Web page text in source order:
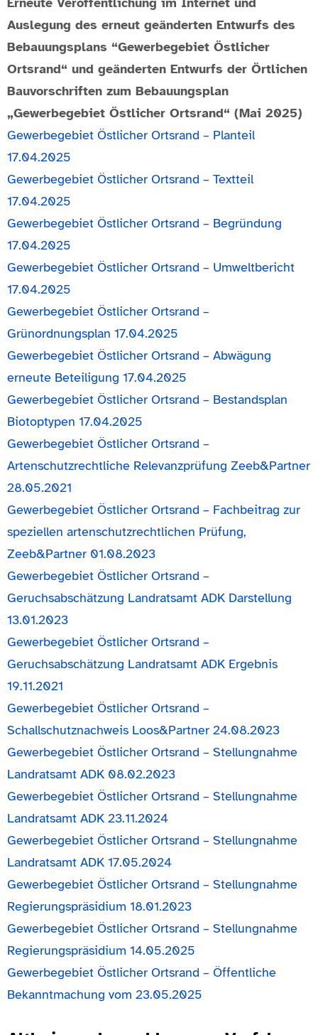
Auslegung des erneut geänderten Entwurfs des
Bebauungsplans “Gewerbegebiet Östlicher
Ortsrand“ und geänderten Entwurfs der Örtlichen
Bauvorschriften zum Bebauungsplan
„Gewerbegebiet Östlicher Ortsrand“ (Mai 2025)
Gewerbegebiet Östlicher Ortsrand – Planteil
17.04.2025
Gewerbegebiet Östlicher Ortsrand – Textteil
17.04.2025
Gewerbegebiet Östlicher Ortsrand – Begründung
17.04.2025
Gewerbegebiet Östlicher Ortsrand – Umweltbericht
17.04.2025
Gewerbegebiet Östlicher Ortsrand –
Grünordnungsplan 17.04.2025
Gewerbegebiet Östlicher Ortsrand – Abwägung
erneute Beteiligung 17.04.2025
Gewerbegebiet Östlicher Ortsrand – Bestandsplan
Biotoptypen 17.04.2025
Gewerbegebiet Östlicher Ortsrand –
Artenschutzrechtliche Relevanzprüfung Zeeb&Partner
28.05.2021
Gewerbegebiet Östlicher Ortsrand – Fachbeitrag zur
speziellen artenschutzrechtlichen Prüfung,
Zeeb&Partner 01.08.2023
Gewerbegebiet Östlicher Ortsrand –
Geruchsabschätzung Landratsamt ADK Darstellung
13.01.2023
Gewerbegebiet Östlicher Ortsrand –
Geruchsabschätzung Landratsamt ADK Ergebnis
19.11.2021
Gewerbegebiet Östlicher Ortsrand –
Schallschutznachweis Loos&Partner 24.08.2023
Gewerbegebiet Östlicher Ortsrand – Stellungnahme
Landratsamt ADK 08.02.2023
Gewerbegebiet Östlicher Ortsrand – Stellungnahme
Landratsamt ADK 23.11.2024
Gewerbegebiet Östlicher Ortsrand – Stellungnahme
Landratsamt ADK 17.05.2024
Gewerbegebiet Östlicher Ortsrand – Stellungnahme
Regierungspräsidium 18.01.2023
Gewerbegebiet Östlicher Ortsrand – Stellungnahme
Regierungspräsidium 14.05.2025
Gewerbegebiet Östlicher Ortsrand – Öffentliche
Bekanntmachung vom 23.05.2025